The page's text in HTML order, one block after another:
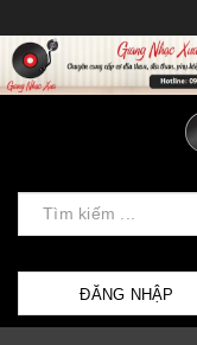
ĐĂNG NHẬP